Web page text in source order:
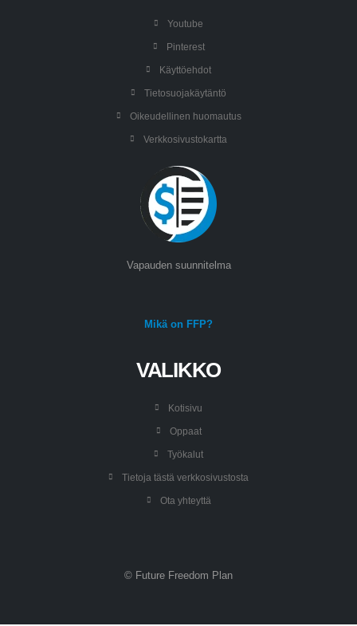
Youtube
Pinterest
Käyttöehdot
Tietosuojakäytäntö
Oikeudellinen huomautus
Verkkosivustokartta
Vapauden suunnitelma
Mikä on FFP?
VALIKKO
Kotisivu
Oppaat
Työkalut
Tietoja tästä verkkosivustosta
Ota yhteyttä
© Future Freedom Plan